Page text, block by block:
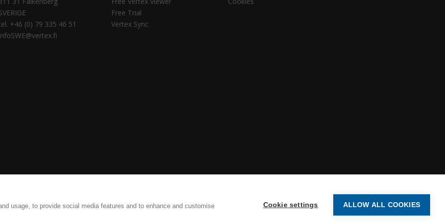
+46 (0) 79 335 46 51
Free Trial
Vertex Sync
usage, to provide social media features and to enhance and customise
Cookie settings ALLOW ALL COOKIES